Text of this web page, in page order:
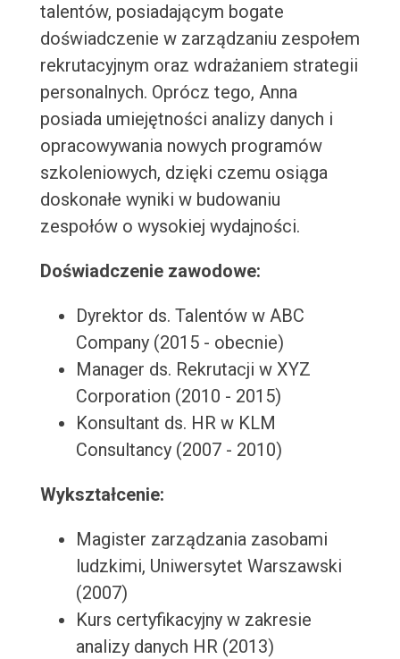
talentów, posiadającym bogate
doświadczenie w zarządzaniu zespołem
rekrutacyjnym oraz wdrażaniem strategii
personalnych. Oprócz tego, Anna
posiada umiejętności analizy danych i
opracowywania nowych programów
szkoleniowych, dzięki czemu osiąga
doskonałe wyniki w budowaniu
zespołów o wysokiej wydajności.
Doświadczenie zawodowe:
Dyrektor ds. Talentów w ABC
Company (2015 - obecnie)
Manager ds. Rekrutacji w XYZ
Corporation (2010 - 2015)
Konsultant ds. HR w KLM
Consultancy (2007 - 2010)
Wykształcenie:
Magister zarządzania zasobami
ludzkimi, Uniwersytet Warszawski
(2007)
Kurs certyfikacyjny w zakresie
analizy danych HR (2013)